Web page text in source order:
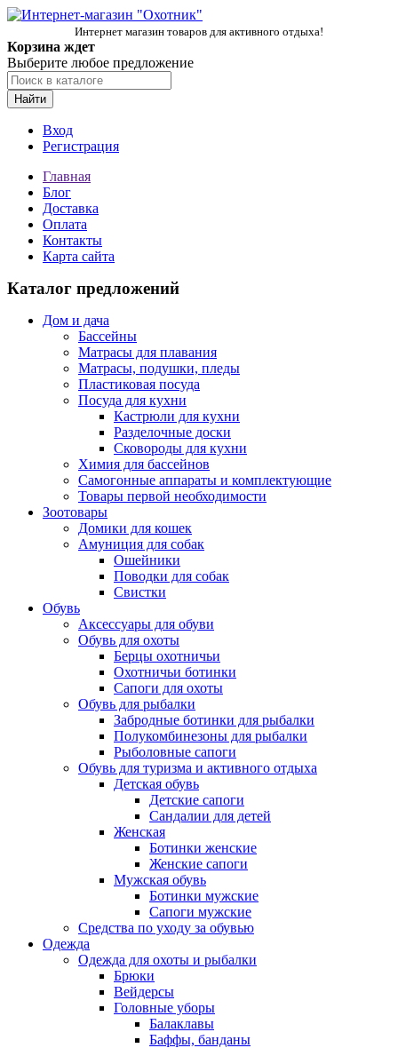
Интернет магазин товаров для активного отдыха!
Корзина ждет
Выберите любое предложение
Найти
Вход
Регистрация
Главная
Блог
Доставка
Оплата
Контакты
Карта сайта
Каталог предложений
Дом и дача
Бассейны
Матрасы для плавания
Матрасы, подушки, пледы
Пластиковая посуда
Посуда для кухни
Кастрюли для кухни
Разделочные доски
Сковороды для кухни
Химия для бассейнов
Самогонные аппараты и комплектующие
Товары первой необходимости
Зоотовары
Домики для кошек
Амуниция для собак
Ошейники
Поводки для собак
Свистки
Обувь
Аксессуары для обуви
Обувь для охоты
Берцы охотничьи
Охотничьи ботинки
Сапоги для охоты
Обувь для рыбалки
Забродные ботинки для рыбалки
Полукомбинезоны для рыбалки
Рыболовные сапоги
Обувь для туризма и активного отдыха
Детская обувь
Детские сапоги
Сандалии для детей
Женская
Ботинки женские
Женские сапоги
Мужская обувь
Ботинки мужские
Сапоги мужские
Средства по уходу за обувью
Одежда
Одежда для охоты и рыбалки
Брюки
Вейдерсы
Головные уборы
Балаклавы
Баффы, банданы